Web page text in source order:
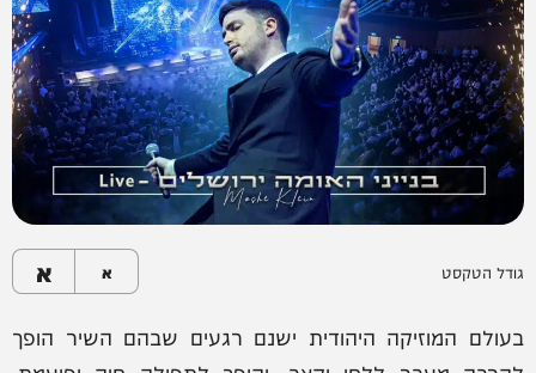
גודל הטקסט א א
בעולם המוזיקה היהודית ישנם רגעים שבהם השיר הופך